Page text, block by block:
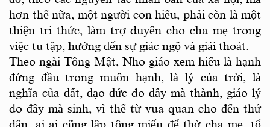
hơn thế nữa, một người con hiếu, phải còn là một
thiện tri thức, làm trợ duyên cho cha mẹ trong
việc tu tập, hướng đến sự giác ngộ và giải thoát.
Theo ngài Tông Mật, Nho giáo xem hiếu là hạnh
đứng đầu trong muôn hạnh, là lý của trời, là
nghĩa của đất, đạo đức do đây mà thành, giáo lý
do đây mà sinh, vì thế từ vua quan cho đến thứ
dân, ai ai cũng lập tông miếu để thờ cha mẹ, tổ